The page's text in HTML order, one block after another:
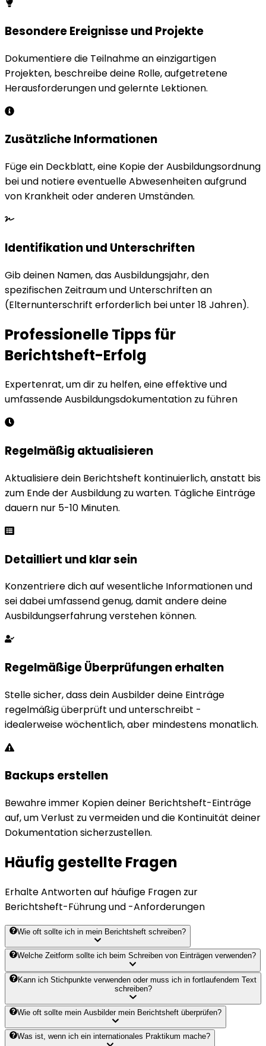
Besondere Ereignisse und Projekte
Dokumentiere die Teilnahme an einzigartigen
Projekten, beschreibe deine Rolle, aufgetretene
Herausforderungen und gelernte Lektionen.
Zusätzliche Informationen
Füge ein Deckblatt, eine Kopie der Ausbildungsordnung
bei und notiere eventuelle Abwesenheiten aufgrund
von Krankheit oder anderen Umständen.
Identifikation und Unterschriften
Gib deinen Namen, das Ausbildungsjahr, den
spezifischen Zeitraum und Unterschriften an
(Elternunterschrift erforderlich bei unter 18 Jahren).
Professionelle Tipps für
Berichtsheft-Erfolg
Expertenrat, um dir zu helfen, eine effektive und
umfassende Ausbildungsdokumentation zu führen
Regelmäßig aktualisieren
Aktualisiere dein Berichtsheft kontinuierlich, anstatt bis
zum Ende der Ausbildung zu warten. Tägliche Einträge
dauern nur 5-10 Minuten.
Detailliert und klar sein
Konzentriere dich auf wesentliche Informationen und
sei dabei umfassend genug, damit andere deine
Ausbildungserfahrung verstehen können.
Regelmäßige Überprüfungen erhalten
Stelle sicher, dass dein Ausbilder deine Einträge
regelmäßig überprüft und unterschreibt -
idealerweise wöchentlich, aber mindestens monatlich.
Backups erstellen
Bewahre immer Kopien deiner Berichtsheft-Einträge
auf, um Verlust zu vermeiden und die Kontinuität deiner
Dokumentation sicherzustellen.
Häufig gestellte Fragen
Erhalte Antworten auf häufige Fragen zur
Berichtsheft-Führung und -Anforderungen
Wie oft sollte ich in mein Berichtsheft schreiben?
Welche Zeitform sollte ich beim Schreiben von Einträgen verwenden?
Kann ich Stichpunkte verwenden oder muss ich in fortlaufendem Text
schreiben?
Wie oft sollte mein Ausbilder mein Berichtsheft überprüfen?
Was ist, wenn ich ein internationales Praktikum mache?